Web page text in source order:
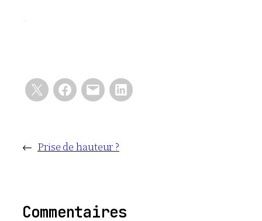
← Prise de hauteur ?
Commentaires